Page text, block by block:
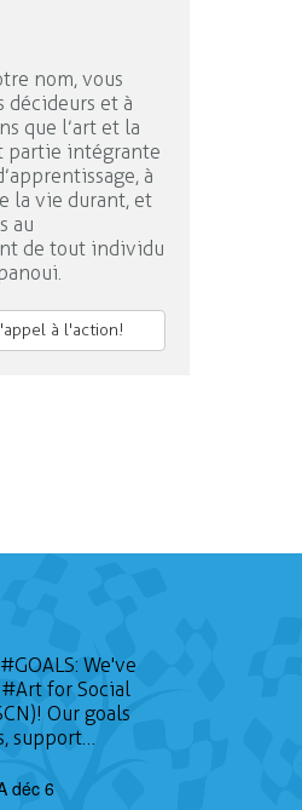
nom, vous
décideurs et à
que l’art et la
partie intégrante
à
la vie durant, et
au
de tout individu
à l'action!
#GOALS: We've
#Artfor Social
Our goals
support…
déc 6
Sustainable on
2022) will
2022 and will
of gender,
is today, find